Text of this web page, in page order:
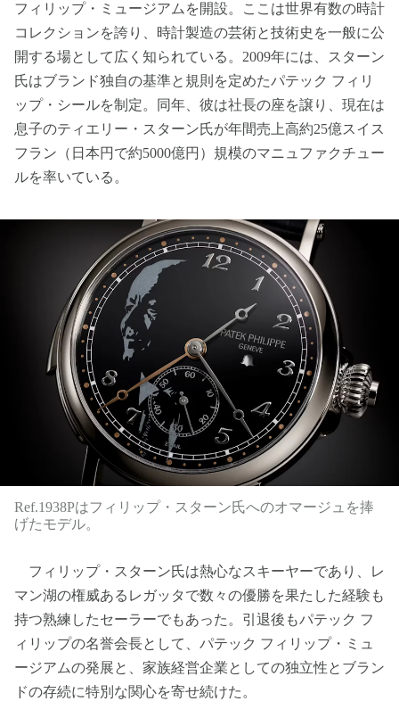
フィリップ・ミュージアムを開設。ここは世界有数の時計
コレクションを誇り、時計製造の芸術と技術史を一般に公
開する場として広く知られている。2009年には、スターン
氏はブランド独自の基準と規則を定めたパテック フィリ
ップ・シールを制定。同年、彼は社長の座を譲り、現在は
息子のティエリー・スターン氏が年間売上高約25億スイス
フラン（日本円で約5000億円）規模のマニュファクチュー
ルを率いている。
Ref.1938Pはフィリップ・スターン氏へのオマージュを捧
げたモデル。
フィリップ・スターン氏は熱心なスキーヤーであり、レ
マン湖の権威あるレガッタで数々の優勝を果たした経験も
持つ熟練したセーラーでもあった。引退後もパテック フ
ィリップの名誉会長として、パテック フィリップ・ミュ
ージアムの発展と、家族経営企業としての独立性とブラン
ドの存続に特別な関心を寄せ続けた。